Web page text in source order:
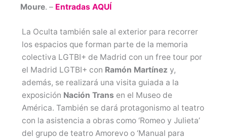
Moure. – Entradas AQUÍ
La Oculta también sale al exterior para recorrer
los espacios que forman parte de la memoria
colectiva LGTBI+ de Madrid con un free tour por
el Madrid LGTBI+ con Ramón Martínez y,
además, se realizará una visita guiada a la
exposición Nación Trans en el Museo de
América. También se dará protagonismo al teatro
con la asistencia a obras como ‘Romeo y Julieta’
del grupo de teatro Amorevo o ‘Manual para